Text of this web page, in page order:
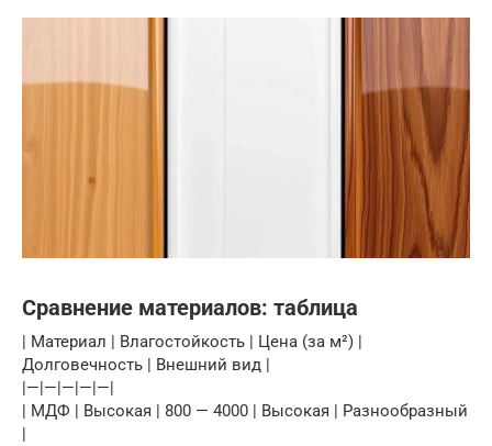
Сравнение материалов: таблица
| Материал | Влагостойкость | Цена (за м²) |
Долговечность | Внешний вид |
|—|—|—|—|—|
| МДФ | Высокая | 800 — 4000 | Высокая | Разнообразный
|